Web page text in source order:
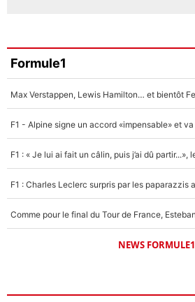
Formule1
NEWS FORMULE1